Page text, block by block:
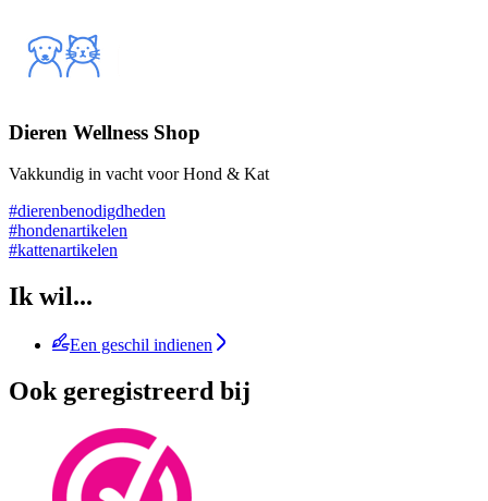
Dieren Wellness Shop
Vakkundig in vacht voor Hond & Kat
#dierenbenodigdheden
#hondenartikelen
#kattenartikelen
Ik wil...
Een geschil indienen
Ook geregistreerd bij